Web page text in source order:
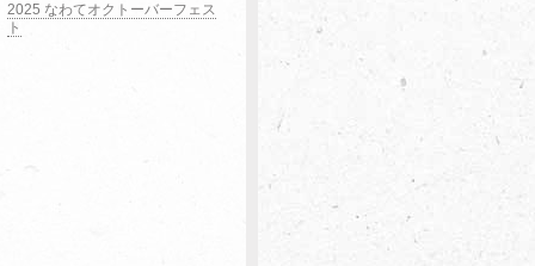
2025 なわてオクトーバーフェス
ト